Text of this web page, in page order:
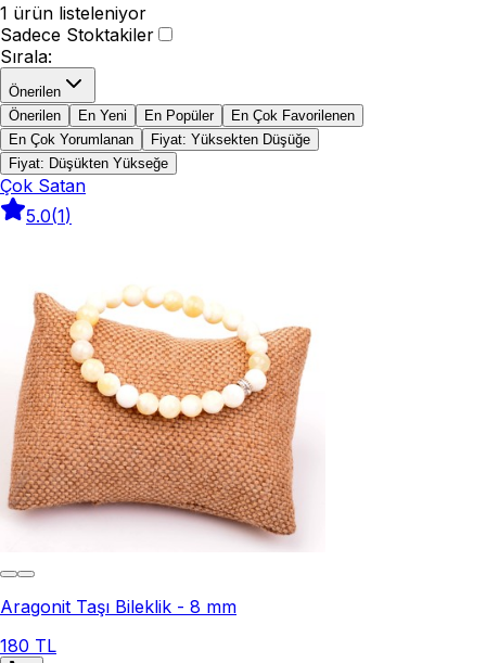
1 ürün listeleniyor
Sadece Stoktakiler
Sırala:
Önerilen
Önerilen
En Yeni En Popüler
En Çok Favorilenen
En Çok Yorumlanan
Fiyat: Yüksekten Düşüğe
Fiyat: Düşükten Yükseğe
Çok Satan
5.0(1)
Aragonit Taşı Bileklik - 8 mm
180 TL